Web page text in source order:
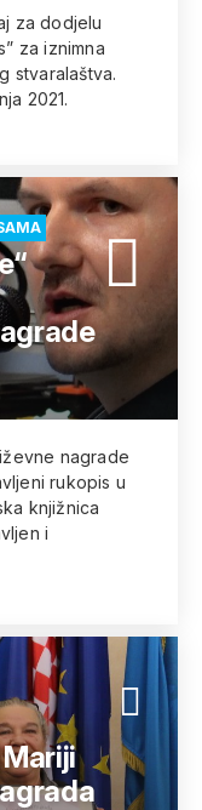
za dodjelu
za iznimna
stvaralaštva.
2021.
nagrade
rukopis u
knjižnica
i